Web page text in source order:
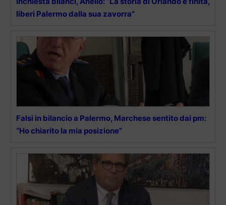
liberi Palermo dalla sua zavorra”
Falsi in bilancio a Palermo, Marchese sentito dai pm:
“Ho chiarito la mia posizione”